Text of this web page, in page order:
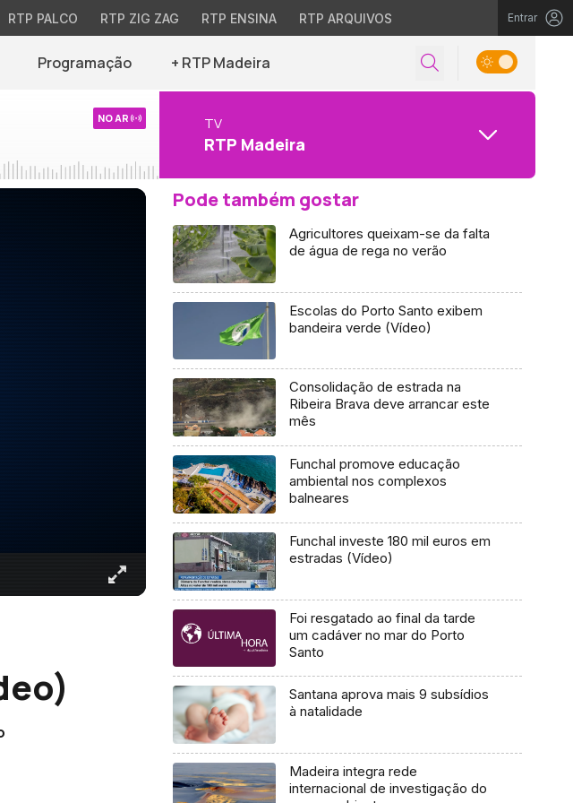
RTP PALCO RTP ZIG ZAG RTP ENSINA RTP ARQUIVOS Entrar
Programação + RTP Madeira
NO AR TV
RTP Madeira
Pode também gostar
Agricultores queixam-se da falta
de água de rega no verão
Escolas do Porto Santo exibem
bandeira verde (Vídeo)
Consolidação de estrada na
Ribeira Brava deve arrancar este
mês
Funchal promove educação
ambiental nos complexos
balneares
Funchal investe 180 mil euros em
estradas (Vídeo)
Foi resgatado ao final da tarde
um cadáver no mar do Porto
Santo
Santana aprova mais 9 subsídios
à natalidade
Madeira integra rede
internacional de investigação do